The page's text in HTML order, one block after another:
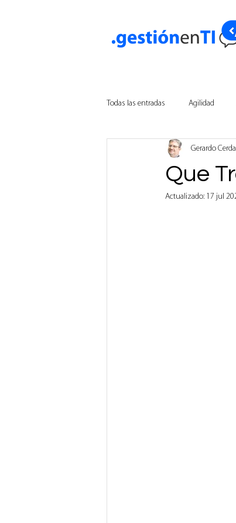
Todas las entradas Agilidad
Innovación Empresarial
Inteligencia Artificial
Que
Gerardo
Actualizado: 17 jul